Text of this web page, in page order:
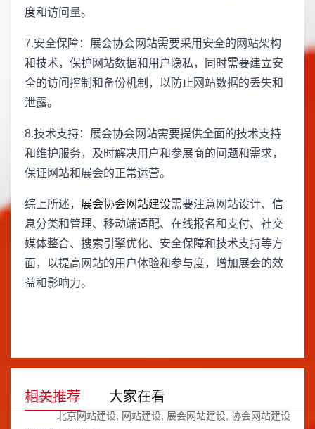
度和访问量。
7.安全保障：展会协会网站需要采用安全的网站架构
和技术，保护网站数据和用户隐私，同时需要建立安
全的访问控制和备份机制，以防止网站数据的丢失和
泄露。
8.技术支持：展会协会网站需要提供全面的技术支持
和维护服务，及时解决用户和参展商的问题和需求，
保证网站和展会的正常运营。
综上所述， 展会协会网站建设需要注意网站设计、信
息分类和管理、移动端适配、在线报名和支付、社交
媒体整合、搜索引擎优化、安全保障和技术支持等方
面，以提高网站的用户体验和参与度，增加展会的效
益和影响力。
相关推荐 大家在看
关键词：
北京网站建设
网站建设 展会网站建设 协会网站建设